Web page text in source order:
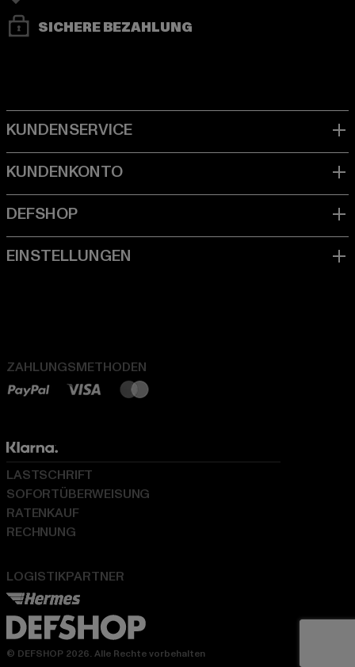
SICHERE BEZAHLUNG
ZAHLUNGSMETHODEN
LOGISTIKPARTNER
LASTSCHRIFT
SOFORTÜBERWEISUNG
RATENKAUF
RECHNUNG
© DEFSHOP 2026. Alle Rechte vorbehalten